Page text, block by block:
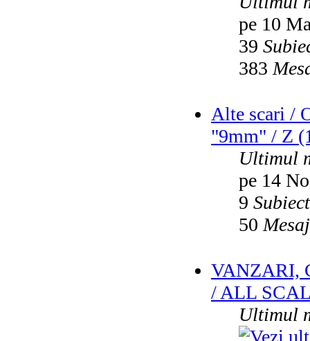
pe 10
39
383
Alte scari /
"9mm" / Z
Ultimul
pe 14
9
50
VANZARI,
/ ALL
Ultimul